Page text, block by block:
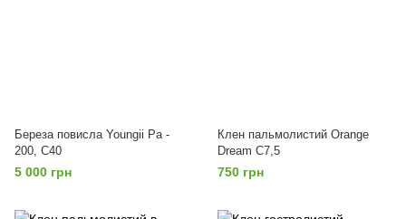
Береза повисла Youngii Ра -
200, С40
5 000 грн
Клен пальмолистий Orange
Dream С7,5
750 грн